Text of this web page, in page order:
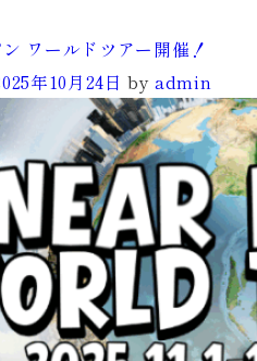
ワールドツアー開催！
年10月24日 byadmin